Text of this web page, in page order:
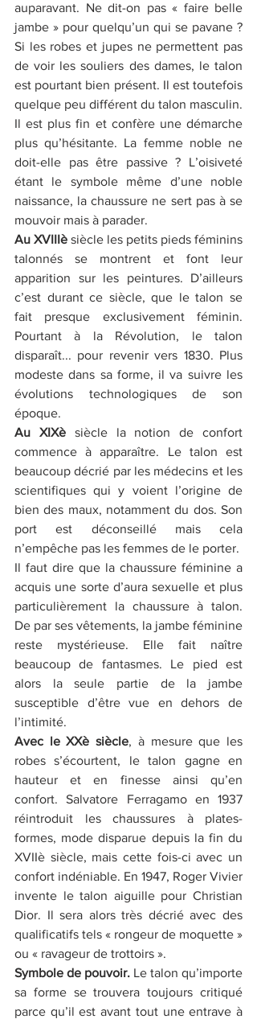
auparavant. Ne dit-on pas « faire belle
jambe » pour quelqu’un qui se pavane ?
Si les robes et jupes ne permettent pas
de voir les souliers des dames, le talon
est pourtant bien présent. Il est toutefois
quelque peu différent du talon masculin.
Il est plus fin et confère une démarche
plus qu’hésitante. La femme noble ne
doit-elle pas être passive ? L’oisiveté
étant le symbole même d’une noble
naissance, la chaussure ne sert pas à se
mouvoir mais à parader.
Au XVIIIè siècle les petits pieds féminins
talonnés se montrent et font leur
apparition sur les peintures. D’ailleurs
c’est durant ce siècle, que le talon se
fait presque exclusivement féminin.
Pourtant à la Révolution, le talon
disparaît... pour revenir vers 1830. Plus
modeste dans sa forme, il va suivre les
évolutions technologiques de son
époque.
Au XIXè siècle la notion de confort
commence à apparaître. Le talon est
beaucoup décrié par les médecins et les
scientifiques qui y voient l’origine de
bien des maux, notamment du dos. Son
port est déconseillé mais cela
n’empêche pas les femmes de le porter.
Il faut dire que la chaussure féminine a
acquis une sorte d’aura sexuelle et plus
particulièrement la chaussure à talon.
De par ses vêtements, la jambe féminine
reste mystérieuse. Elle fait naître
beaucoup de fantasmes. Le pied est
alors la seule partie de la jambe
susceptible d’être vue en dehors de
l’intimité.
Avec le XXè siècle, à mesure que les
robes s’écourtent, le talon gagne en
hauteur et en finesse ainsi qu’en
confort. Salvatore Ferragamo en 1937
réintroduit les chaussures à plates-
formes, mode disparue depuis la fin du
XVIIè siècle, mais cette fois-ci avec un
confort indéniable. En 1947, Roger Vivier
invente le talon aiguille pour Christian
Dior. Il sera alors très décrié avec des
qualificatifs tels « rongeur de moquette »
ou « ravageur de trottoirs ».
Symbole de pouvoir. Le talon qu’importe
sa forme se trouvera toujours critiqué
parce qu’il est avant tout une entrave à